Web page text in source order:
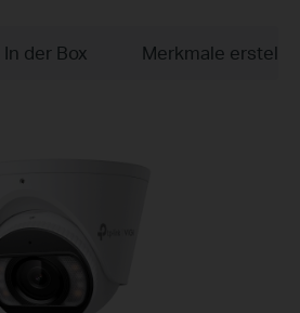
In der Box Merkmale